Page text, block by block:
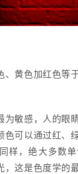
、黄色加红色等
为敏感，人的眼
色可以通过红、
样，绝大多数
，这是色度学的